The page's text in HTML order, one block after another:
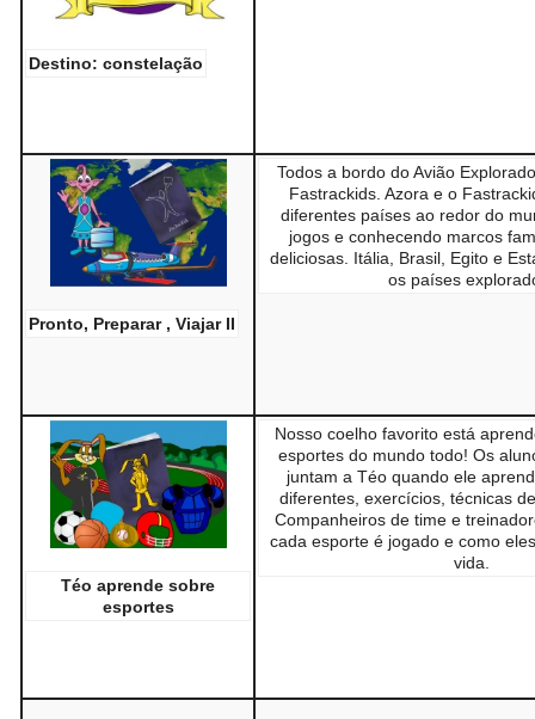
Destino: constelação
Pronto, Preparar , Viajar II
Todos a bordo do Avião
Fastrackids. Azora e o
diferentes países ao redor do
jogos e conhecendo marcos
deliciosas. Itália, Brasil, Egito e
os países
Téo aprende sobre
esportes
Nosso coelho favorito está
esportes do mundo todo! Os
juntam a Téo quando ele
diferentes, exercícios, técnicas
Companheiros de time e
cada esporte é jogado e como
vida.